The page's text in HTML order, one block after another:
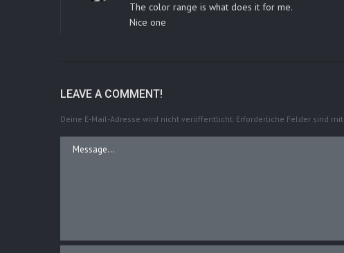
The color range is what does it for me.
Nice one
LEAVE A COMMENT!
Deine E-Mail-Adresse wird nicht veröffentlicht. Erforderliche Felder sind mit